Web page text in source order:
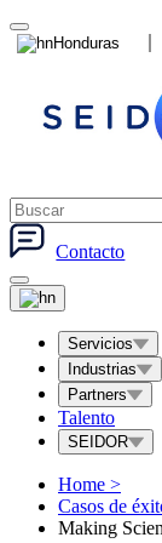
Honduras
Contacto
Servicios
Industrias
Partners
Talento
SEIDOR
Home >
Casos de
Making